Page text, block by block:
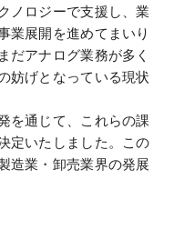
ノロジーで支援し、業
業展開を進めてまいり
だアナログ業務が多く
妨げとなっている現状
を通じて、これらの課
定いたしました。この
造業・卸売業界の発展